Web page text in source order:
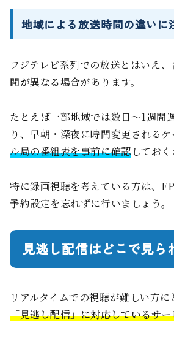
地域による放送時間の違いに
フジテレビ系列での放送とはいえ、
間が異なる場合があります。
たとえば一部地域では数日〜1週間
り、早朝・深夜に時間変更される
ル局の番組表を事前に確認しておく
特に録画視聴を考えている方は、
予約設定を忘れずに行いましょう。
見逃し配信はどこで見ら
リアルタイムでの視聴が難しい方に
「見逃し配信」に対応しているサ